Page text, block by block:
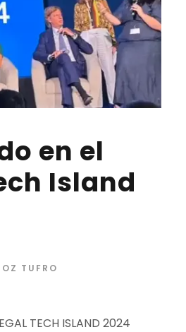
en el
Island
TUFRO
TECH ISLAND 2024